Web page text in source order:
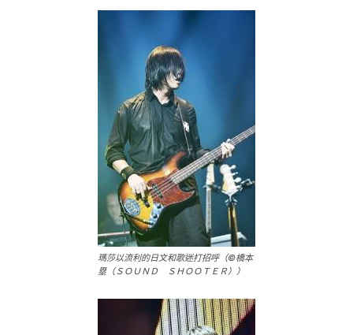
瑪莎以流利的日文和歌迷打招呼（©橋本
塁（ＳＯＵＮＤ ＳＨＯＯＴＥＲ））